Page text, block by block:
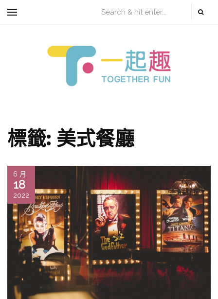
標籤: 美式餐廳
6 月
18
2022